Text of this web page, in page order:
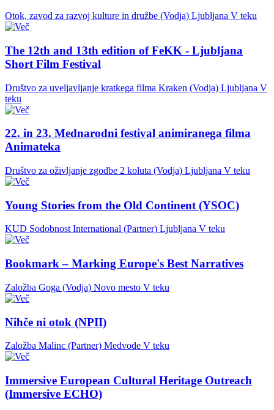
Otok, zavod za razvoj kulture in družbe (Vodja) Ljubljana V teku
The 12th and 13th edition of FeKK - Ljubljana
Short Film Festival
Društvo za uveljavljanje kratkega filma Kraken (Vodja) Ljubljana V
teku
22. in 23. Mednarodni festival animiranega filma
Animateka
Društvo za oživljanje zgodbe 2 koluta (Vodja) Ljubljana V teku
Young Stories from the Old Continent (YSOC)
KUD Sodobnost International (Partner) Ljubljana V teku
Bookmark – Marking Europe's Best Narratives
Založba Goga (Vodja) Novo mesto V teku
Nihče ni otok (NPII)
Založba Malinc (Partner) Medvode V teku
Immersive European Cultural Heritage Outreach
(Immersive ECHO)